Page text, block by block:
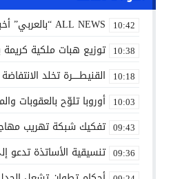
10:42 ALL NEWS “بالعربي” أخبار بالمختصر المفيد من كل حدب وصوب
10:38 توزيع هبات ملكية
10:18 القنيطـــــرة تخلد الانتفاضة ضد
10:03 أوروبا تلوّح بالعقوبات
09:43 تفكيك شبكة تهريب
09:36 تنسيقية الأساتذة